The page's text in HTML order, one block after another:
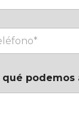
qué podemos